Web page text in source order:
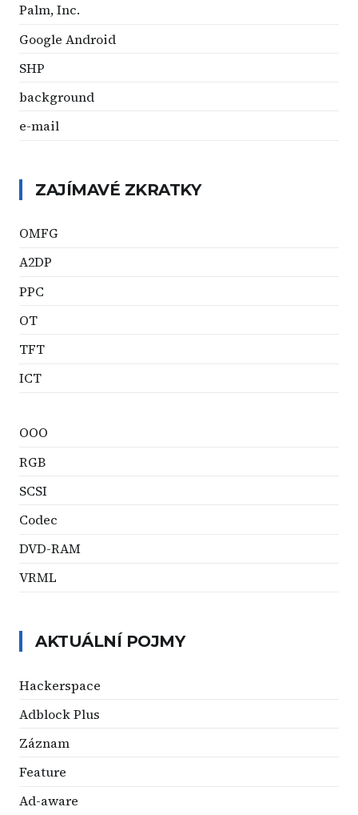
Palm, Inc.
Google Android
SHP
background
e-mail
ZAJÍMAVÉ ZKRATKY
OMFG
A2DP
PPC
OT
TFT
ICT
OOO
RGB
SCSI
Codec
DVD-RAM
VRML
AKTUÁLNÍ POJMY
Hackerspace
Adblock Plus
Záznam
Feature
Ad-aware